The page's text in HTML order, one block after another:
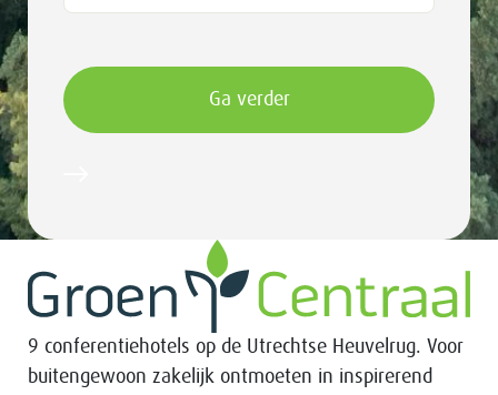
9 conferentiehotels op de Utrechtse Heuvelrug. Voor
buitengewoon zakelijk ontmoeten in inspirerend